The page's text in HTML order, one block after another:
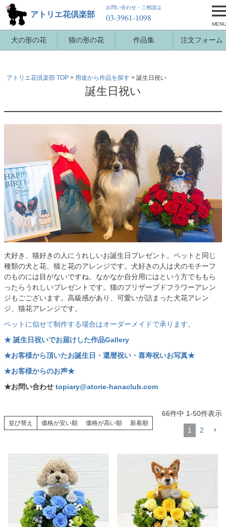
犬の形の花 猫の形の花 作品集 注文フォーム
アトリエ花倶楽部
お問い合わせ・ご相談は
03-3961-1098
MENU
アトリエ花倶楽部 TOP 用途から作品を探す 誕生日祝い
誕生日祝い
犬好き、猫好きの人にうれしいお誕生日プレゼント。ペットと同じ
種類の犬と花、猫と花のアレンジです。犬好きの人は犬のモチーフ
のものには目がないですね。なかなか自分用にはという方でももら
ったらうれしいプレゼントです。猫のプリザーブドフラワーアレン
ジもごございます。高級感があり、可愛いが詰まった犬花アレン
ジ、猫花アレンジです。
ペットに似せて制作する場合はオーダーメイドで承ります。
★ 誕生日祝いでお届けした作品Gallery
★お客様から頂いたお誕生日・還暦祝い・喜寿祝いお写真★
★お客様からのお声★
★お問い合わせ topiary@atorie-hanaclub.com
並び替え 価格が安い順 価格が高い順 新着順
66件中 1-50件表示
1 2